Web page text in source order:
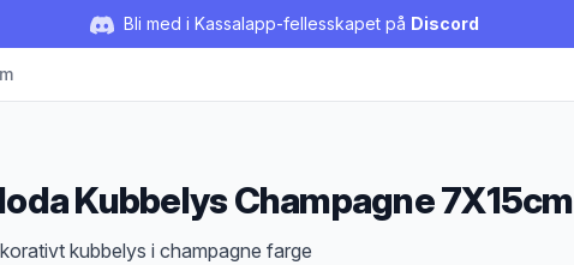
Bli med i Kassalapp-fellesskapet på Discord
Kubbelys Champagne 7X15cm
kubbelys i champagne farge